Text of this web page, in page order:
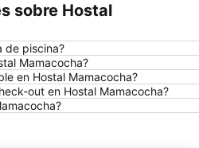
sobre Hostal
de piscina?
Mamacocha?
en Hostal Mamacocha?
out en Hostal Mamacocha?